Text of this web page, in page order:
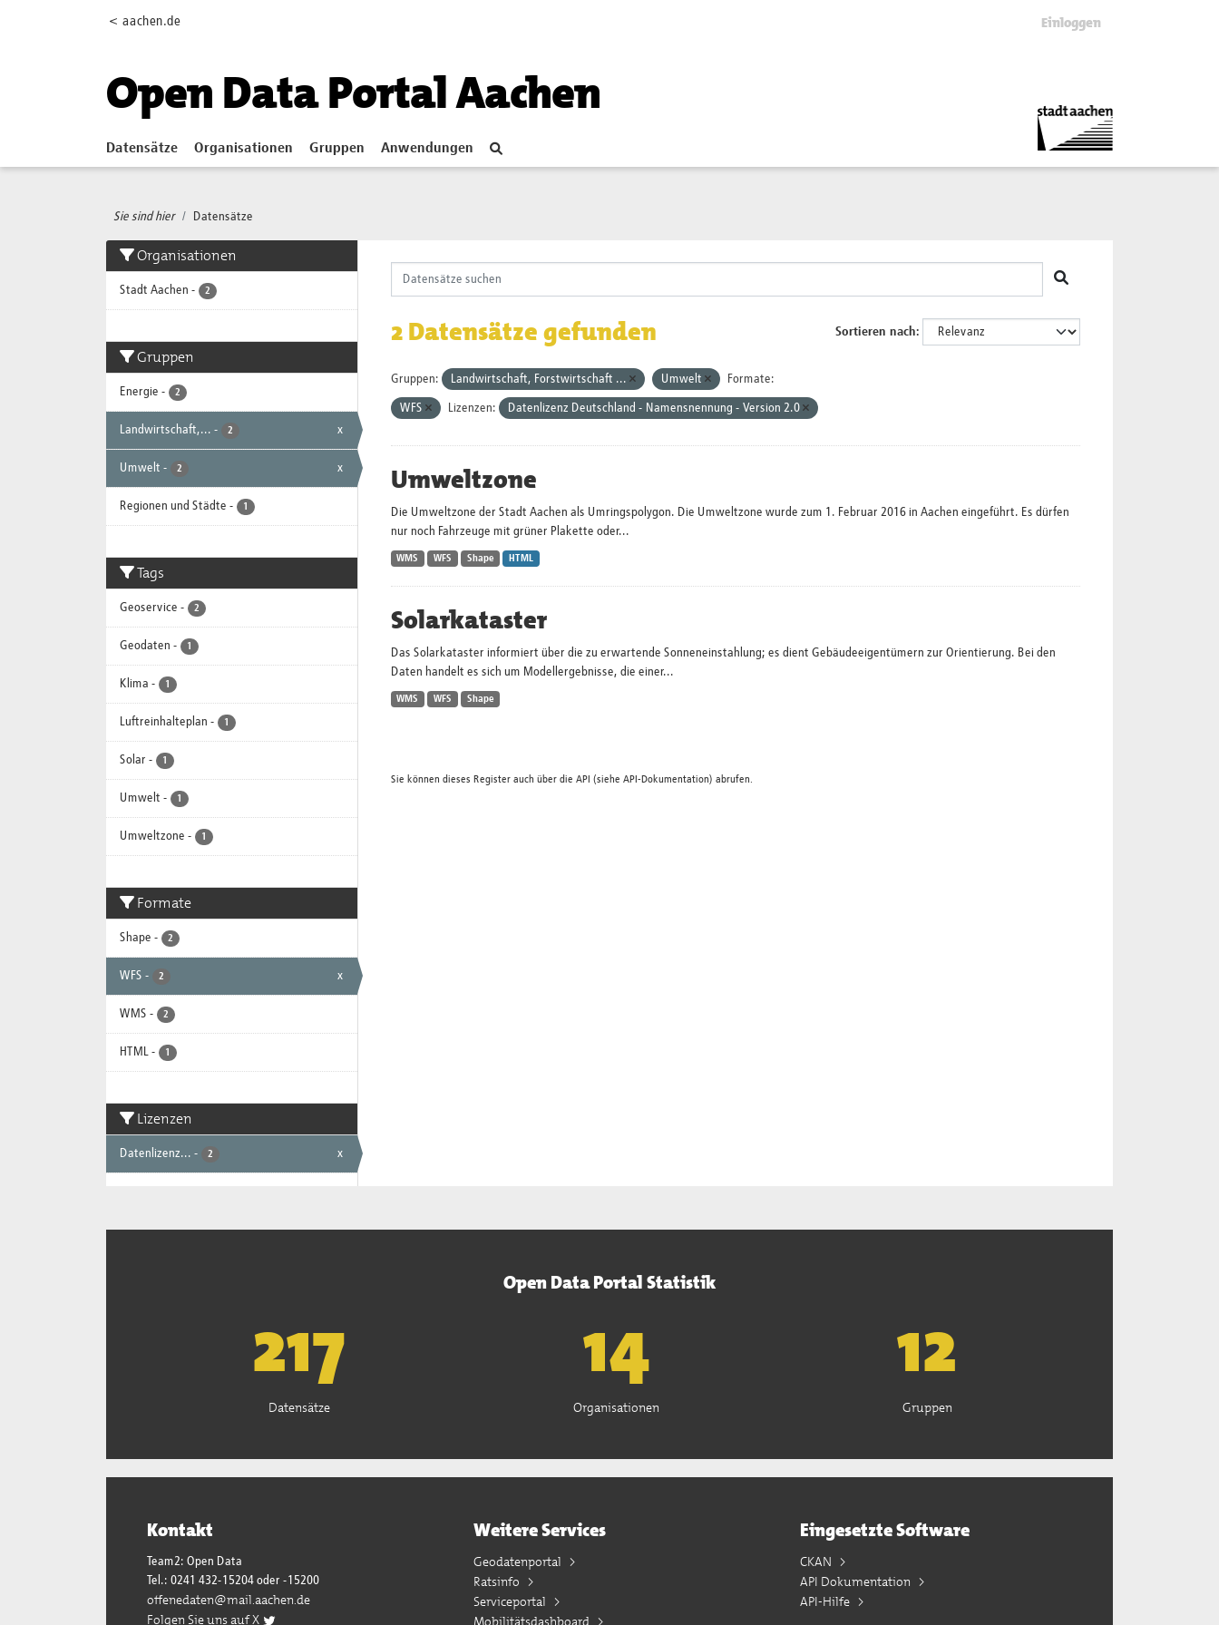
< aachen.de Einloggen
Open Data Portal Aachen
Datensätze Organisationen Gruppen Anwendungen
Sie sind hier Datensätze
Organisationen
Stadt Aachen - 2
Gruppen
Energie - 2
Landwirtschaft,... - 2 x
Umwelt - 2 x
Regionen und Städte - 1
Tags
Geoservice - 2
Geodaten - 1
Klima - 1
Luftreinhalteplan - 1
Solar - 1
Umwelt - 1
Umweltzone - 1
Formate
Shape - 2
WFS - 2 x
WMS - 2
HTML - 1
Lizenzen
Datenlizenz... - 2 x
Sortieren nach
2 Datensätze gefunden
Gruppen: Landwirtschaft, Forstwirtschaft ... Umwelt Formate:
WFS Lizenzen: Datenlizenz Deutschland - Namensnennung - Version 2.0
Umweltzone
Die Umweltzone der Stadt Aachen als Umringspolygon. Die Umweltzone wurde zum 1. Februar 2016 in Aachen eingeführt. Es dürfen
nur noch Fahrzeuge mit grüner Plakette oder...
WMS WFS Shape HTML
Solarkataster
Das Solarkataster informiert über die zu erwartende Sonneneinstahlung; es dient Gebäudeeigentümern zur Orientierung. Bei den
Daten handelt es sich um Modellergebnisse, die einer...
WMS WFS Shape
Sie können dieses Register auch über die API (siehe API-Dokumentation) abrufen.
Open Data Portal Statistik
221
Datensätze
15
Organisationen
13
Gruppen
Kontakt
Team2: Open Data
Tel.: 0241 432-15204 oder -15200
offenedaten@mail.aachen.de
Folgen Sie uns auf X
Weitere Services
Geodatenportal
Ratsinfo
Serviceportal
Mobilitätsdashboard
Eingesetzte Software
CKAN
API Dokumentation
API-Hilfe